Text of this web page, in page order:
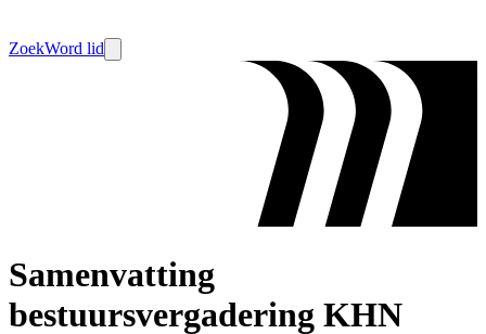
ZoekWord lid
Samenvatting
bestuursvergadering KHN